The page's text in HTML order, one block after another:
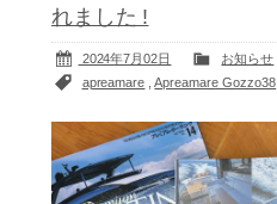
れました !
2024年7月02日 お知らせ
apreamare ,Apreamare Gozzo38